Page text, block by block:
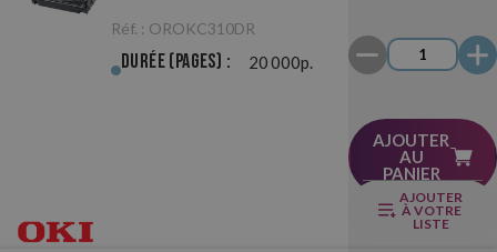
Tambour Original
Réf. : OROKC310DR
Durée (pages) : 20 000p.
AJOUTER
AU
PANIER
AJOUTER
À VOTRE
LISTE